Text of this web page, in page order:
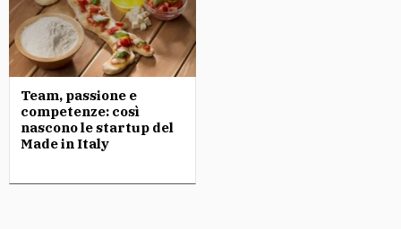
Team, passione e
competenze: così
nascono le startup del
Made in Italy